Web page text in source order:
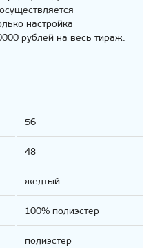
настройка
рублей на весь тираж.
56
48
желтый
100% полиэстер
полиэстер